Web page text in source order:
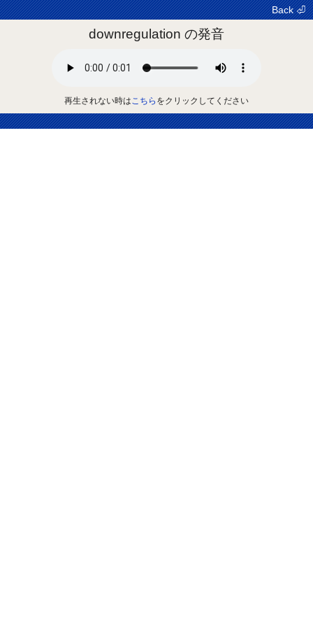
Back ⏎
downregulation の発音
再生されない時はこちら をクリックしてください